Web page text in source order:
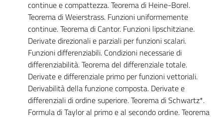
continue e compattezza. Teorema di Heine-Borel.
Teorema di Weierstrass. Funzioni uniformemente
continue. Teorema di Cantor. Funzioni lipschitziane.
Derivate direzionali e parziali per funzioni scalari.
Funzioni differenziabili. Condizioni necessarie di
differenziabilità. Teorema del differenziale totale.
Derivate e differenziale primo per funzioni vettoriali.
Derivabilità della funzione composta. Derivate e
differenziali di ordine superiore. Teorema di Schwartz*.
Formula di Taylor al primo e al secondo ordine. Teorema